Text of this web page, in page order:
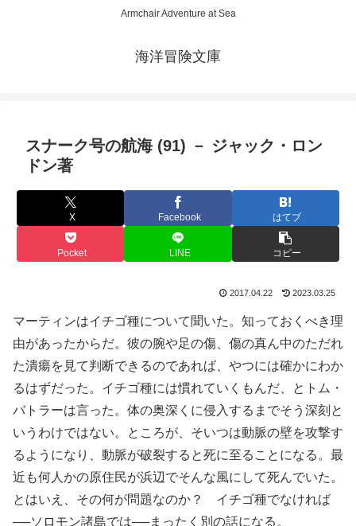
Armchair Adventure at Sea
海洋冒険文庫
スナーク号の航海 (91) － ジャック・ロン
ドン著
X Facebook はてブ
Pocket LINE コピー
2017.04.22 2023.03.25
マーティンはイチゴ種について聞いた。知っておくべき理
由があったからだ。彼の腕や足の傷、傷の真ん中のただれ
た潰瘍を見て判断できるのであれば、やつには確かにわか
るはずだった。イチゴ種には慣れていくもんだ、とトム・
バトラーは言った。体の奥深くに侵入するまでそう深刻と
いうわけではない。ところが、そいつは動脈の壁を攻撃す
るようになり、動脈が破裂すると死に至ることになる。最
近も何人かの原住民が浜辺でそんな風にして死んでいた。
とはいえ、その何が問題なのか？ イチゴ種でなければ
──ソロモン諸島では──まったく別の話になる。